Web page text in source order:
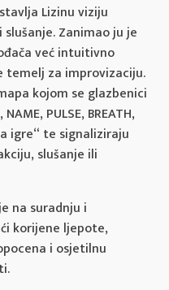
Lizinu viziju
Zanimao ju je
već intuitivno
temelj za improvizaciju.
kojom se glazbenici
PULSE, BREATH,
igre“ te signaliziraju
slušanje ili
na suradnju i
korijene ljepote,
i osjetilnu